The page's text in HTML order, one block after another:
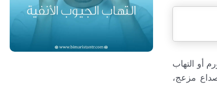
أو التهاب
صداع مزعج،